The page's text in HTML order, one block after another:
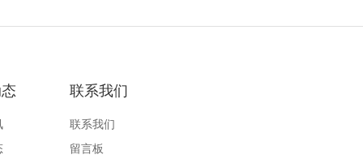
联系我们
联系我们
留言板